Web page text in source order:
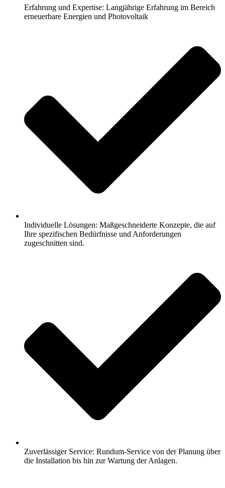
Erfahrung und Expertise: Langjährige Erfahrung im Bereich
erneuerbare Energien und Photovoltaik
Individuelle Lösungen: Maßgeschneiderte Konzepte, die auf
Ihre spezifischen Bedürfnisse und Anforderungen
zugeschnitten sind.
Zuverlässiger Service: Rundum-Service von der Planung über
die Installation bis hin zur Wartung der Anlagen.